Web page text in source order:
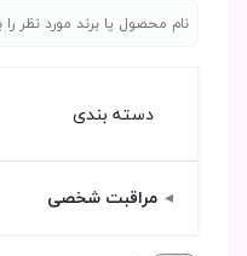
دسته بندی
مراقبت شخصی